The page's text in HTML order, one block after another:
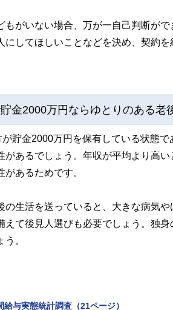
もがいない場合、万が一自己判断が
にしてほしいことなどを決め、契約
金2000万円ならゆとりのある老
貯金2000万円を保有している状態
があるでしょう。年収が平均より高
あるためです。
の生活を送っていると、大きな病気
えて後見人選びも必要でしょう。独
。
給与実態統計調査（21ページ）